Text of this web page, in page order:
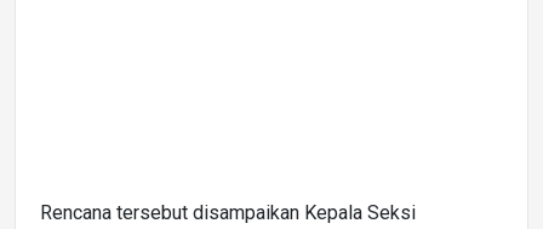
Rencana tersebut disampaikan Kepala Seksi